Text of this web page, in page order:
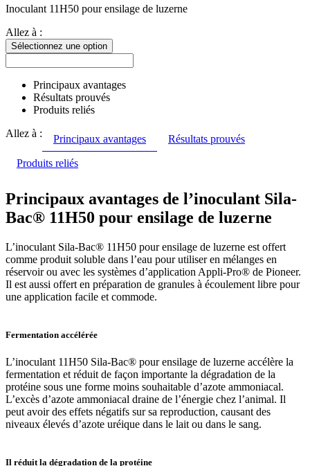
Inoculant 11H50 pour ensilage de luzerne
Allez à :
Sélectionnez une option
Principaux avantages
Résultats prouvés
Produits reliés
Allez à :
Principaux avantages Résultats prouvés
Produits reliés
Principaux avantages de l’inoculant Sila-
Bac® 11H50 pour ensilage de luzerne
L’inoculant Sila-Bac® 11H50 pour ensilage de luzerne est offert
comme produit soluble dans l’eau pour utiliser en mélanges en
réservoir ou avec les systèmes d’application Appli-Pro® de Pioneer.
Il est aussi offert en préparation de granules à écoulement libre pour
une application facile et commode.
Fermentation accélérée
L’inoculant 11H50 Sila-Bac® pour ensilage de luzerne accélère la
fermentation et réduit de façon importante la dégradation de la
protéine sous une forme moins souhaitable d’azote ammoniacal.
L’excès d’azote ammoniacal draine de l’énergie chez l’animal. Il
peut avoir des effets négatifs sur sa reproduction, causant des
niveaux élevés d’azote uréique dans le lait ou dans le sang.
Il réduit la dégradation de la protéine